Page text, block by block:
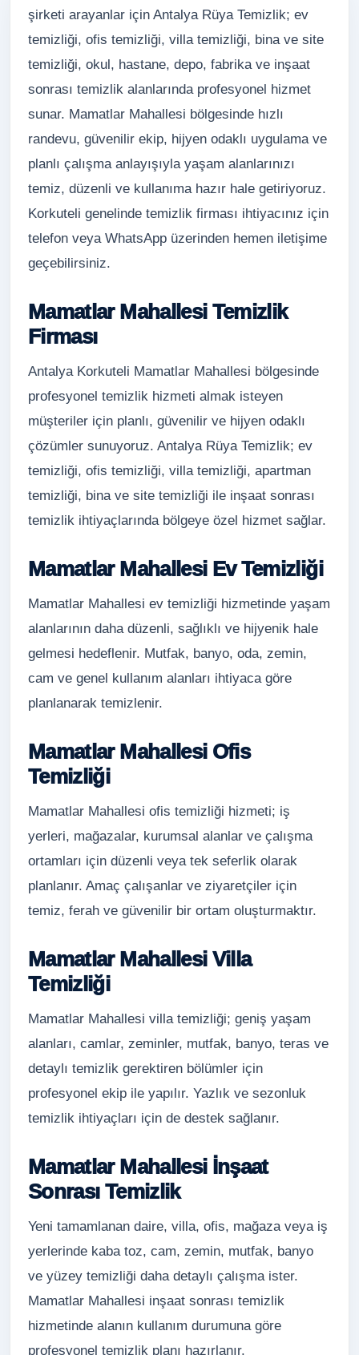
şirketi arayanlar için Antalya Rüya Temizlik; ev
temizliği, ofis temizliği, villa temizliği, bina ve site
temizliği, okul, hastane, depo, fabrika ve inşaat
sonrası temizlik alanlarında profesyonel hizmet
sunar. Mamatlar Mahallesi bölgesinde hızlı
randevu, güvenilir ekip, hijyen odaklı uygulama ve
planlı çalışma anlayışıyla yaşam alanlarınızı
temiz, düzenli ve kullanıma hazır hale getiriyoruz.
Korkuteli genelinde temizlik firması ihtiyacınız için
telefon veya WhatsApp üzerinden hemen iletişime
geçebilirsiniz.
Mamatlar Mahallesi Temizlik
Firması
Antalya Korkuteli Mamatlar Mahallesi bölgesinde
profesyonel temizlik hizmeti almak isteyen
müşteriler için planlı, güvenilir ve hijyen odaklı
çözümler sunuyoruz. Antalya Rüya Temizlik; ev
temizliği, ofis temizliği, villa temizliği, apartman
temizliği, bina ve site temizliği ile inşaat sonrası
temizlik ihtiyaçlarında bölgeye özel hizmet sağlar.
Mamatlar Mahallesi Ev Temizliği
Mamatlar Mahallesi ev temizliği hizmetinde yaşam
alanlarının daha düzenli, sağlıklı ve hijyenik hale
gelmesi hedeflenir. Mutfak, banyo, oda, zemin,
cam ve genel kullanım alanları ihtiyaca göre
planlanarak temizlenir.
Mamatlar Mahallesi Ofis
Temizliği
Mamatlar Mahallesi ofis temizliği hizmeti; iş
yerleri, mağazalar, kurumsal alanlar ve çalışma
ortamları için düzenli veya tek seferlik olarak
planlanır. Amaç çalışanlar ve ziyaretçiler için
temiz, ferah ve güvenilir bir ortam oluşturmaktır.
Mamatlar Mahallesi Villa
Temizliği
Mamatlar Mahallesi villa temizliği; geniş yaşam
alanları, camlar, zeminler, mutfak, banyo, teras ve
detaylı temizlik gerektiren bölümler için
profesyonel ekip ile yapılır. Yazlık ve sezonluk
temizlik ihtiyaçları için de destek sağlanır.
Mamatlar Mahallesi İnşaat
Sonrası Temizlik
Yeni tamamlanan daire, villa, ofis, mağaza veya iş
yerlerinde kaba toz, cam, zemin, mutfak, banyo
ve yüzey temizliği daha detaylı çalışma ister.
Mamatlar Mahallesi inşaat sonrası temizlik
hizmetinde alanın kullanım durumuna göre
profesyonel temizlik planı hazırlanır.